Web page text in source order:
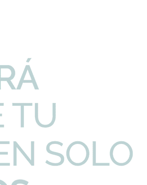
que te pueden interesar